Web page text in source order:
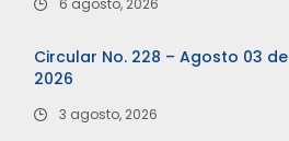
Circular No. 228 – Agosto 03 de
2026
3 agosto, 2026